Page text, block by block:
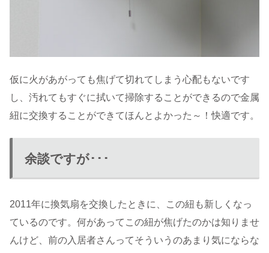
仮に火があがっても焦げて切れてしまう心配もないです
し、汚れてもすぐに拭いて掃除することができるので金属
紐に交換することができてほんとよかった～！快適です。
余談ですが･･･
2011年に換気扇を交換したときに、この紐も新しくなっ
ているのです。何があってこの紐が焦げたのかは知りませ
んけど、前の入居者さんってそういうのあまり気にならな